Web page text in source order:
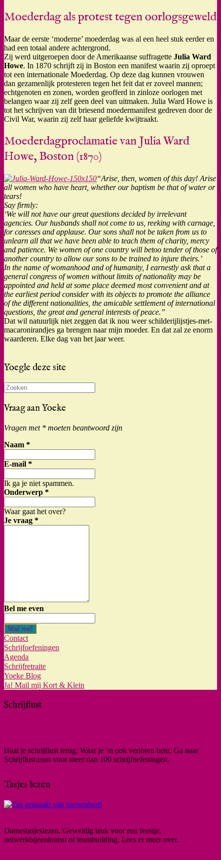
Moederdag als protest tegen oorlogsgeweld
Maar de eerste ‘moderne’ moederdag was al een heel stuk eerder en
had een totaal andere achtergrond.
Zij werd uitgeroepen door de Amerikaanse suffragette Julia Ward
Howe. In 1870 schrijft zij in Boston een manifest waarin zij oproept
tot een internationale Moederdag. Op deze dag kunnen vrouwen
dan gezamenlijk protesteren tegen het feit dat er zoveel mannen;
echtgenoten en zonen, worden geofferd in zinloze oorlogen met
belangen waar zij zelf geen deel van uitmaken. Julia Ward Howe is
tot het schrijven van dit briesend moedermanifest gedreven door de
Civil War, waarin zij zelf haar geliefde kwijtraakt.
Moederdagproclamatie van Julia Ward
Howe, Boston (1870)
“Arise, then, women of this day! Arise
all women who have heart, whether our baptism be that of water or
tears!
Say firmly:
‘We will not have our great questions decided by irrelevant
agencies. Our husbands shall not come to us, reeking with carnage,
for caresses and applause. Our sons shall not be taken from us to
unlearn all that we have been able to teach them of charity, mercy
and patience. We women of one country will betoo tender of those of
another country to allow our sons to be trained to injure theirs.’
In the name of womanhood and of humanity, I earnestly ask that a
general congress of women without limits of nationality may be
appointed and held at some place deemed most convenient and at
the earliest period consider with its objects to promote the alliance
of the different nationalities, the amicable settlement of international
questions, the great and general interests of peace.”
Dat wil natuurlijk niet zeggen dat ik nou weer schilderijlijstjes-met-
macaronirandjes ga brengen naar mijn moeder. En dat zal ze enorm
waarderen. Elke dag van het jaar weer.
Yoegle deze site
Zoeken
naar:
Vraag aan Yoeke
Vragen met * moeten beantwoord zijn
Naam *
E-mail *
Ik ga je niet spammen.
Onderwerp *
Waar gaat het over?
Je vraag *
Bel me even
Mail me!
Contact
Schrijfoefeningen
Agenda
Schrijfretraite
Yoeke Blog
Ja! Mail mij Kort & Klein
Schrijflust
Haal je schrijflust terug. Waar je 'm ook verloren bent. Ga naar
Schrijflust.com voor meer dan 100 schrijfoefeningen.
Tasjes lezen
Damestasjeslezen. Geweldig leuk voor een feestje,
netwerkbijeenkomst of teambuilding. Lees er meer over.